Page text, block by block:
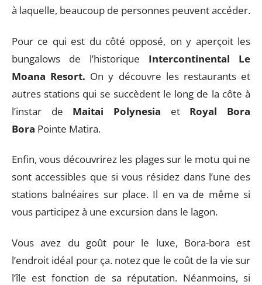
à laquelle, beaucoup de personnes peuvent accéder.
Pour ce qui est du côté opposé, on y aperçoit les
bungalows de l’historique Intercontinental Le
Moana Resort. On y découvre les restaurants et
autres stations qui se succèdent le long de la côte à
l’instar de Maitai Polynesia et Royal Bora
Bora Pointe Matira.
Enfin, vous découvrirez les plages sur le motu qui ne
sont accessibles que si vous résidez dans l’une des
stations balnéaires sur place. Il en va de même si
vous participez à une excursion dans le lagon.
Vous avez du goût pour le luxe, Bora-bora est
l’endroit idéal pour ça. notez que le coût de la vie sur
l’île est fonction de sa réputation. Néanmoins, si